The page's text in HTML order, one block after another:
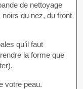
de nettoyage
noirs du nez, du front
qu’il faut
la forme que
votre peau.